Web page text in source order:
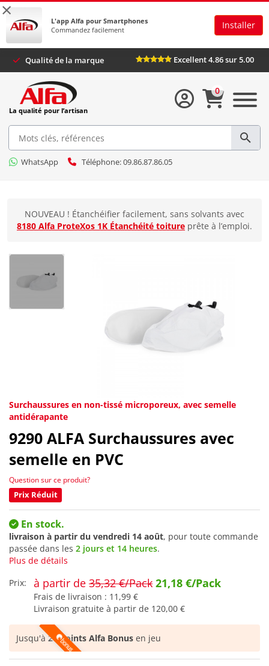
×
L'app Alfa pour Smartphones
Commandez facilement
Installer
Qualité de la marque Excellent 4.86 sur 5.00
La qualité pour l’artisan
WhatsApp Téléphone: 09.86.87.86.05
0
NOUVEAU ! Étanchéifier facilement, sans solvants avec
8180 Alfa ProteXos 1K Étanchéité toiture prête à l’emploi.
Surchaussures en non-tissé microporeux, avec semelle
antidérapante
9290 ALFA Surchaussures avec
semelle en PVC
Question sur ce produit?
Prix Réduit
En stock.
livraison à partir du vendredi 14 août, pour toute commande
passée dans les 2 jours et 14 heures.
Plus de détails
Prix:
à partir de 35,32 €/Pack 21,18 €/Pack
Frais de livraison : 11,99 €
Livraison gratuite à partir de 120,00 €
Jusqu'à26 points Alfa Bonus en jeu